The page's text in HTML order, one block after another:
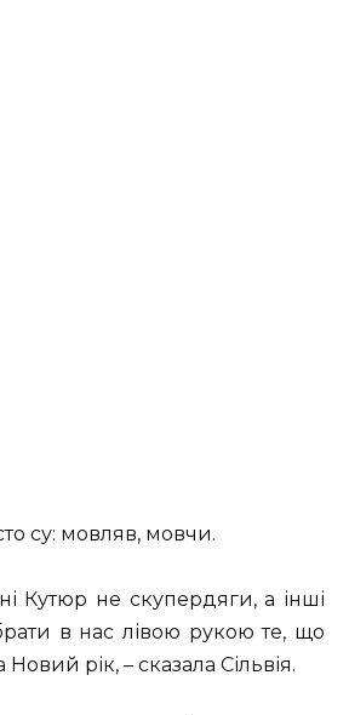
су: мовляв, мовчи.
Кутюр не скупердяги, а інші
в нас лівою рукою те, що
рік, – сказала Сільвія.